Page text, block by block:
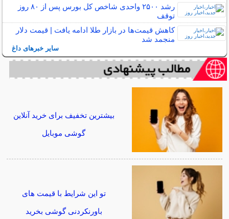
رشد ۲۵۰۰ واحدی شاخص کل بورس پس از ۸۰ روز
توقف
کاهش قیمت‌ها در بازار طلا ادامه یافت | قیمت دلار
منجمد شد
سایر خبرهای داغ
بیشترین تخفیف برای خرید آنلاین
گوشی موبایل
تو این شرایط با قیمت های
باورنکردنی گوشی بخرید